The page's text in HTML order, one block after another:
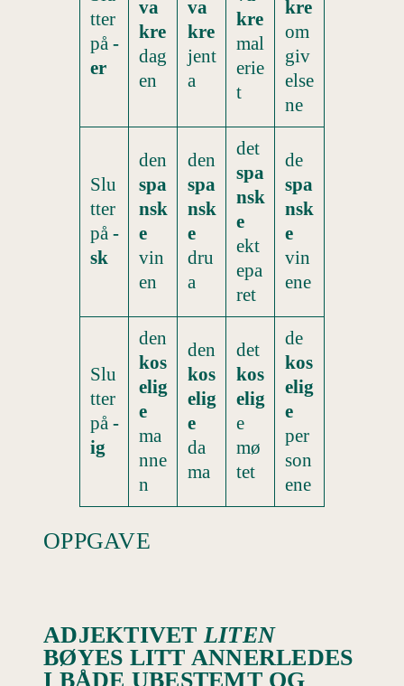
tter
på -
er
va
kre
dag
en
va
kre
jent
a
kre
mal
erie
t
kre
om
giv
else
ne
Slu
tter
på -
sk
den
spa
nsk
e
vin
en
den
spa
nsk
e
dru
a
det
spa
nsk
e
ekt
epa
ret
de
spa
nsk
e
vin
ene
Slu
tter
på -
ig
den
kos
elig
e
ma
nne
n
den
kos
elig
e
da
ma
det
kos
elig
e
mø
tet
de
kos
elig
e
per
son
ene
OPPGAVE
ADJEKTIVETLITEN
BØYES LITT ANNERLEDES
I BÅDE UBESTEMT OG